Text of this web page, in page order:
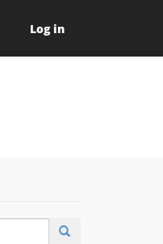
Log in